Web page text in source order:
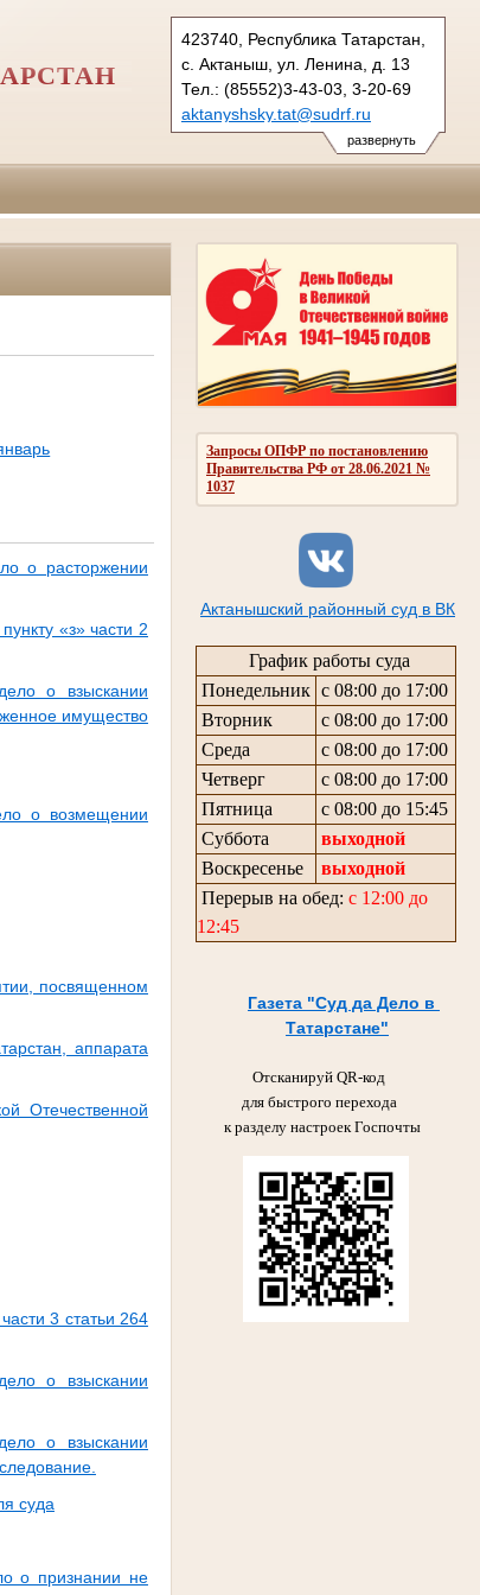
развернуть
423740, Республика Татарстан,
с. Актаныш, ул. Ленина, д. 13
Тел.: (85552)3-43-03, 3-20-69
aktanyshsky.tat@sudrf.ru
Запросы ОПФР по постановлению
Правительства РФ от 28.06.2021 №
1037
Актанышский районный суд в ВК
График работы суда
Понедельник с 08:00 до 17:00
Вторник
с 08:00 до 17:00
Среда
с 08:00 до 17:00
Четверг
с 08:00 до 17:00
Пятница
с 08:00 до 15:45
Суббота
выходной
Воскресенье
выходной
Перерыв на обед: с 12:00 до
12:45
Газета "Суд да Дело в
Татарстане"
Отсканируй QR-код
для быстрого перехода
к разделу настроек Госпочты
о расторжении
«з» части 2
о взыскании
имущество
о возмещении
посвященном
аппарата
Отечественной
3 статьи 264
о взыскании
о взыскании
суда
о признании не